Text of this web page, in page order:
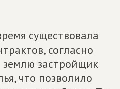
существовала
согласно
застройщик
что позволило